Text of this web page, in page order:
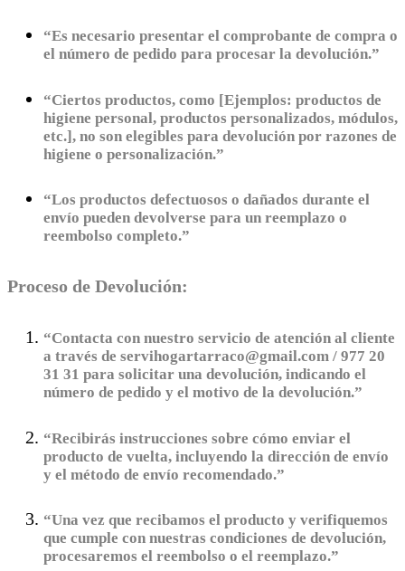
“Es necesario presentar el comprobante de compra o
el número de pedido para procesar la devolución.”
“Ciertos productos, como [Ejemplos: productos de
higiene personal, productos personalizados, módulos,
etc.], no son elegibles para devolución por razones de
higiene o personalización.”
“Los productos defectuosos o dañados durante el
envío pueden devolverse para un reemplazo o
reembolso completo.”
Proceso de Devolución:
“Contacta con nuestro servicio de atención al cliente
a través de servihogartarraco@gmail.com / 977 20
31 31 para solicitar una devolución, indicando el
número de pedido y el motivo de la devolución.”
“Recibirás instrucciones sobre cómo enviar el
producto de vuelta, incluyendo la dirección de envío
y el método de envío recomendado.”
“Una vez que recibamos el producto y verifiquemos
que cumple con nuestras condiciones de devolución,
procesaremos el reembolso o el reemplazo.”